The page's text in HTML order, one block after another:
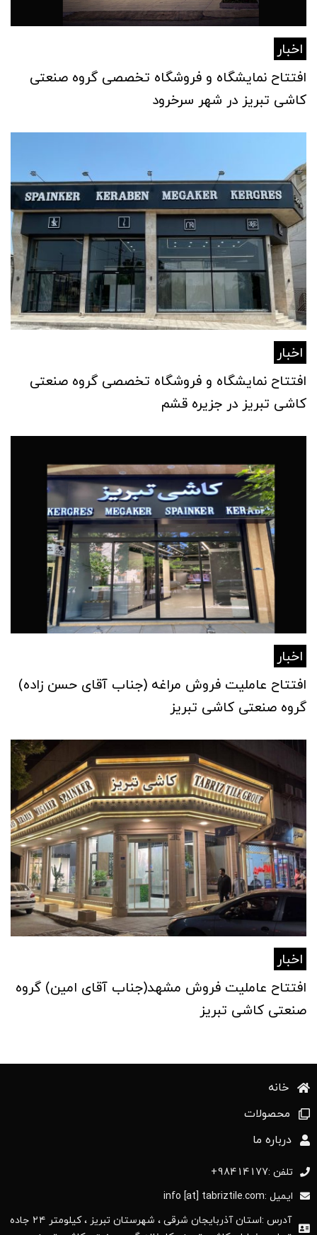
اخبار
افتتاح نمایشگاه و فروشگاه تخصصی گروه صنعتی
کاشی تبریز در شهر سرخرود
اخبار
افتتاح نمایشگاه و فروشگاه تخصصی گروه صنعتی
کاشی تبریز در جزیره قشم
اخبار
افتتاح عاملیت فروش مراغه (جناب آقای حسن زاده)
گروه صنعتی کاشی تبریز
اخبار
افتتاح عاملیت فروش مشهد(جناب آقای امین) گروه
صنعتی کاشی تبریز
خانه
محصولات
درباره ما
تلفن :98414177+
ایمیل :info [at] tabriztile.com
آدرس :استان آذربایجان ‌شرقی ، شهرستان تبریز ، کیلومتر ۲۴ جاده